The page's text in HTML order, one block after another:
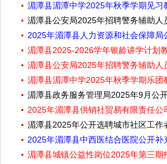
湄潭县湄潭中学2025年秋季学期见
湄潭县公安局2025年招聘警务辅助人
2025年湄潭县人力资源和社会保障
湄潭县2025-2026学年银龄讲学计划
湄潭县公安局2025年招聘警务辅助
湄潭县湄潭中学2025年秋季学期乐
湄潭县政务服务管理局2025年9月公
2025年湄潭县供销社贸易有限责任
湄潭县2025年公开选聘城市社区工作
2025年湄潭县中西医结合医院公开
湄潭县城镇公益性岗位2025年第三